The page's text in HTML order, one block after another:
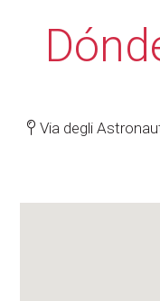
Via degli